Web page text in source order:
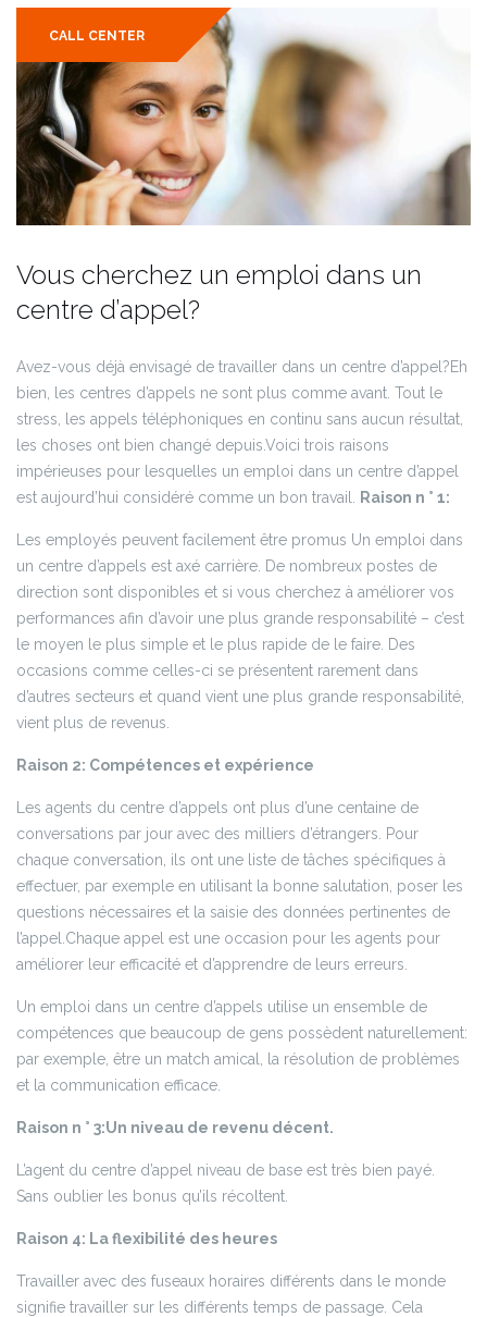
CALL CENTER
Vous cherchez un emploi dans un
centre d’appel?
Avez-vous déjà envisagé de travailler dans un centre d’appel?Eh
bien, les centres d’appels ne sont plus comme avant. Tout le
stress, les appels téléphoniques en continu sans aucun résultat,
les choses ont bien changé depuis.Voici trois raisons
impérieuses pour lesquelles un emploi dans un centre d’appel
est aujourd’hui considéré comme un bon travail. Raison n ° 1:
Les employés peuvent facilement être promus Un emploi dans
un centre d’appels est axé carrière. De nombreux postes de
direction sont disponibles et si vous cherchez à améliorer vos
performances afin d’avoir une plus grande responsabilité – c’est
le moyen le plus simple et le plus rapide de le faire. Des
occasions comme celles-ci se présentent rarement dans
d’autres secteurs et quand vient une plus grande responsabilité,
vient plus de revenus.
Raison 2: Compétences et expérience
Les agents du centre d’appels ont plus d’une centaine de
conversations par jour avec des milliers d’étrangers. Pour
chaque conversation, ils ont une liste de tâches spécifiques à
effectuer, par exemple en utilisant la bonne salutation, poser les
questions nécessaires et la saisie des données pertinentes de
l’appel.Chaque appel est une occasion pour les agents pour
améliorer leur efficacité et d’apprendre de leurs erreurs.
Un emploi dans un centre d’appels utilise un ensemble de
compétences que beaucoup de gens possèdent naturellement:
par exemple, être un match amical, la résolution de problèmes
et la communication efficace.
Raison n ° 3:Un niveau de revenu décent.
L’agent du centre d’appel niveau de base est très bien payé.
Sans oublier les bonus qu’ils récoltent.
Raison 4: La flexibilité des heures
Travailler avec des fuseaux horaires différents dans le monde
signifie travailler sur les différents temps de passage. Cela